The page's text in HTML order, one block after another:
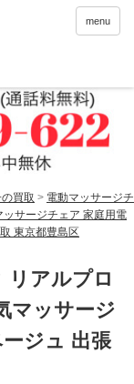
menu
買取 > 電動マッサージチ
ッサージチェア 家庭用電
東京都豊島区
リアルプロ
マッサージ
ジュ 出張